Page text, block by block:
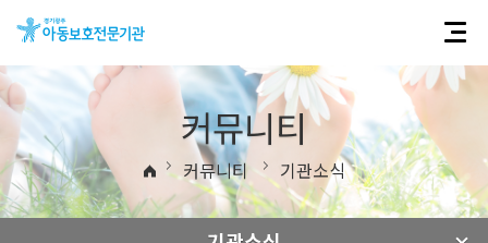
커뮤니티
커뮤니티 기관소식